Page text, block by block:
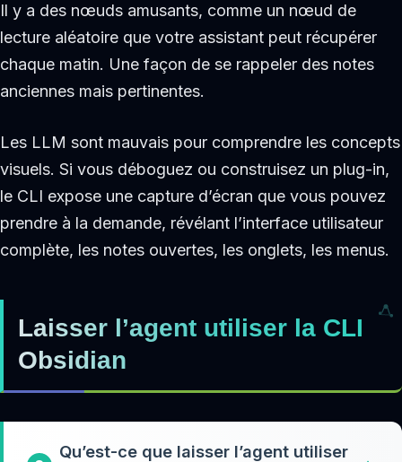
Il y a des nœuds amusants, comme un nœud de
lecture aléatoire que votre assistant peut récupérer
chaque matin. Une façon de se rappeler des notes
anciennes mais pertinentes.
Les LLM sont mauvais pour comprendre les concepts
visuels. Si vous déboguez ou construisez un plug-in,
le CLI expose une capture d’écran que vous pouvez
prendre à la demande, révélant l’interface utilisateur
complète, les notes ouvertes, les onglets, les menus.
Laisser l’agent utiliser la CLI
Obsidian
Qu’est-ce que laisser l’agent utiliser